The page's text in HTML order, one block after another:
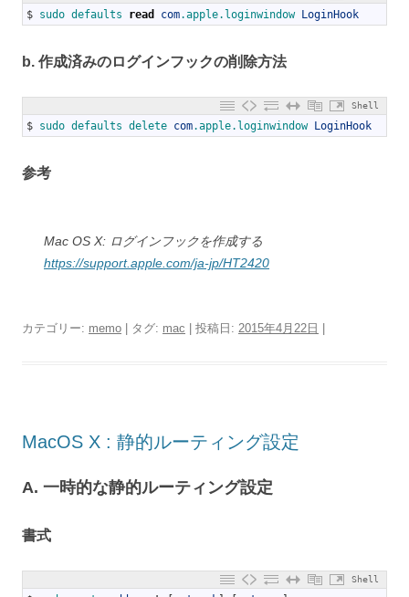
$ sudo defaults read com.apple.loginwindow LoginHook
b. 作成済みのログインフックの削除方法
Shell
$ sudo defaults delete com.apple.loginwindow LoginHook
参考
Mac OS X: ログインフックを作成する
https://support.apple.com/ja-jp/HT2420
カテゴリー: memo | タグ: mac | 投稿日: 2015年4月22日
MacOS X : 静的ルーティング設定
A. 一時的な静的ルーティング設定
書式
Shell